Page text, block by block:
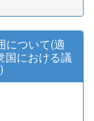
について(適
国における議